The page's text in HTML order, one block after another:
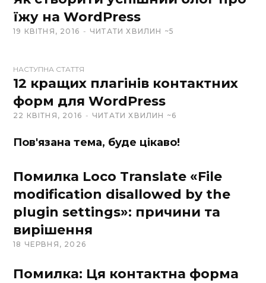
b
їжу на WordPress
19 КВІТНЯ, 2016 ЧИТАТИ ХВИЛИН ~5
НАСТУПНА СТАТТЯ
12 кращих плагінів контактних
форм для WordPress
22 КВІТНЯ, 2016 ЧИТАТИ ХВИЛИН ~6
Пов'язана тема, буде цікаво!
Помилка Loco Translate «File
modification disallowed by the
plugin settings»: причини та
вирішення
18 ЧЕРВНЯ, 2026
Помилка: Ця контактна форма